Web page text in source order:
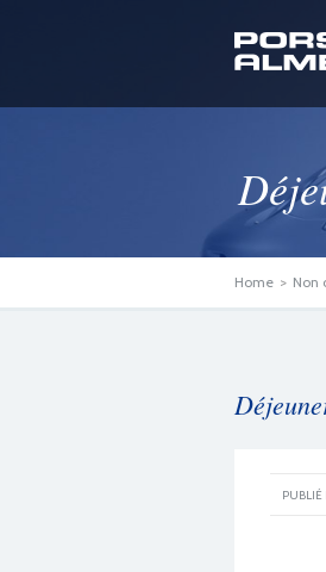
Home > Non
PUBLIÉ